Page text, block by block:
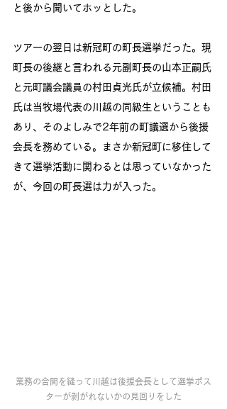
と後から聞いてホッとした。
ツアーの翌日は新冠町の町長選挙だった。現
町長の後継と言われる元副町長の山本正嗣氏
と元町議会議員の村田貞光氏が立候補。村田
氏は当牧場代表の川越の同級生ということも
あり、そのよしみで2年前の町議選から後援
会長を務めている。まさか新冠町に移住して
きて選挙活動に関わるとは思っていなかった
が、今回の町長選は力が入った。
業務の合間を縫って川越は後援会長として選挙ポス
ターが剥がれないかの見回りをした